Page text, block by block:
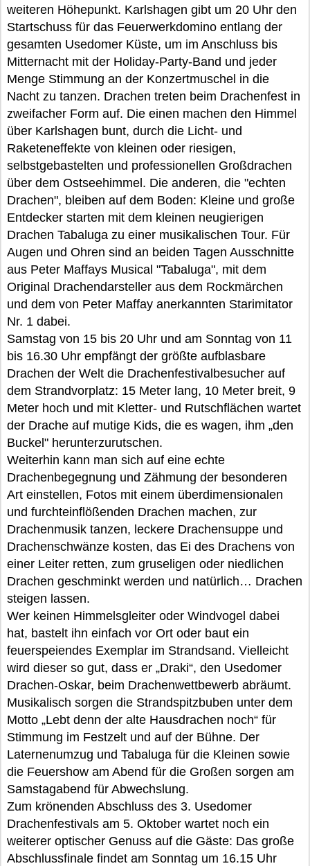
weiteren Höhepunkt. Karlshagen gibt um 20 Uhr den
Startschuss für das Feuerwerkdomino entlang der
gesamten Usedomer Küste, um im Anschluss bis
Mitternacht mit der Holiday-Party-Band und jeder
Menge Stimmung an der Konzertmuschel in die
Nacht zu tanzen. Drachen treten beim Drachenfest in
zweifacher Form auf. Die einen machen den Himmel
über Karlshagen bunt, durch die Licht- und
Raketeneffekte von kleinen oder riesigen,
selbstgebastelten und professionellen Großdrachen
über dem Ostseehimmel. Die anderen, die "echten
Drachen", bleiben auf dem Boden: Kleine und große
Entdecker starten mit dem kleinen neugierigen
Drachen Tabaluga zu einer musikalischen Tour. Für
Augen und Ohren sind an beiden Tagen Ausschnitte
aus Peter Maffays Musical "Tabaluga", mit dem
Original Drachendarsteller aus dem Rockmärchen
und dem von Peter Maffay anerkannten Starimitator
Nr. 1 dabei.
Samstag von 15 bis 20 Uhr und am Sonntag von 11
bis 16.30 Uhr empfängt der größte aufblasbare
Drachen der Welt die Drachenfestivalbesucher auf
dem Strandvorplatz: 15 Meter lang, 10 Meter breit, 9
Meter hoch und mit Kletter- und Rutschflächen wartet
der Drache auf mutige Kids, die es wagen, ihm „den
Buckel" herunterzurutschen.
Weiterhin kann man sich auf eine echte
Drachenbegegnung und Zähmung der besonderen
Art einstellen, Fotos mit einem überdimensionalen
und furchteinflößenden Drachen machen, zur
Drachenmusik tanzen, leckere Drachensuppe und
Drachenschwänze kosten, das Ei des Drachens von
einer Leiter retten, zum gruseligen oder niedlichen
Drachen geschminkt werden und natürlich… Drachen
steigen lassen.
Wer keinen Himmelsgleiter oder Windvogel dabei
hat, bastelt ihn einfach vor Ort oder baut ein
feuerspeiendes Exemplar im Strandsand. Vielleicht
wird dieser so gut, dass er „Draki“, den Usedomer
Drachen-Oskar, beim Drachenwettbewerb abräumt.
Musikalisch sorgen die Strandspitzbuben unter dem
Motto „Lebt denn der alte Hausdrachen noch“ für
Stimmung im Festzelt und auf der Bühne. Der
Laternenumzug und Tabaluga für die Kleinen sowie
die Feuershow am Abend für die Großen sorgen am
Samstagabend für Abwechslung.
Zum krönenden Abschluss des 3. Usedomer
Drachenfestivals am 5. Oktober wartet noch ein
weiterer optischer Genuss auf die Gäste: Das große
Abschlussfinale findet am Sonntag um 16.15 Uhr